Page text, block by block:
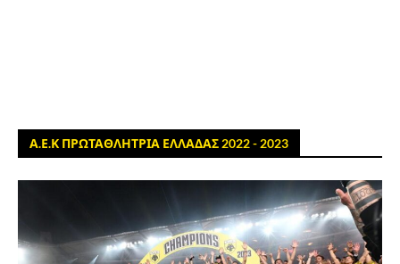
Α.Ε.Κ ΠΡΩΤΑΘΛΗΤΡΙΑ ΕΛΛΑΔΑΣ 2022 - 2023